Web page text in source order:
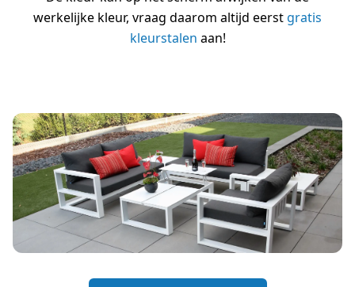
werkelijke kleur, vraag daarom altijd eerst gratis
kleurstalen aan!